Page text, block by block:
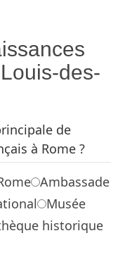
des-
de
à Rome ?
Ambassade
Musée
historique